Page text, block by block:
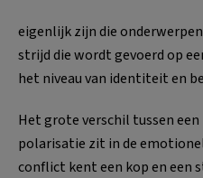
eigenlijk zijn die
strijd die wordt gevoerd op
het niveau van identiteit en
Het grote verschil tussen
polarisatie zit in de
conflict kent een kop en een